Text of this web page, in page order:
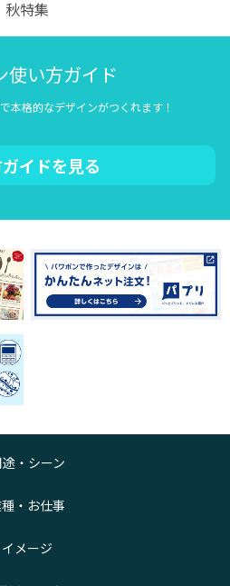
秋特集
使い方ガイド
本格的なデザインがつくれます！
イドを見る
・シーン
・お仕事
イメージ